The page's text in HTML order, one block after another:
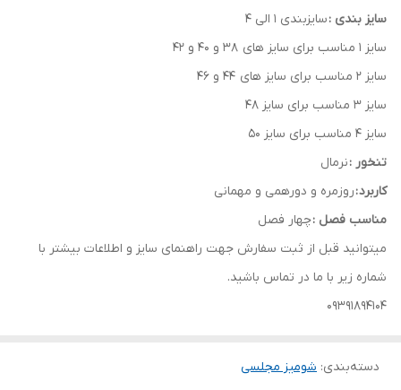
سایز بندی :سایزبندی 1 الی 4
سایز 1 مناسب برای سایز های 38 و 40 و 42
سایز 2 مناسب برای سایز های 44 و 46
سایز 3 مناسب برای سایز 48
سایز 4 مناسب برای سایز 50
تنخور :نرمال
کاربرد :روزمره و دورهمی و مهمانی
مناسب فصل :چهار فصل
میتوانید قبل از ثبت سفارش جهت راهنمای سایز و اطلاعات بیشتر با
شماره زیر با ما در تماس باشید.
09391894104
دسته‌بندی: شومیز مجلسی